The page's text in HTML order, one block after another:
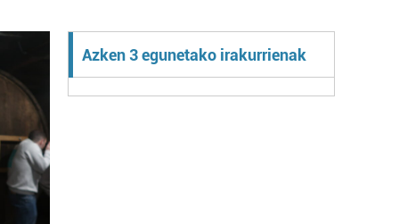
Azken 3 egunetako irakurrienak